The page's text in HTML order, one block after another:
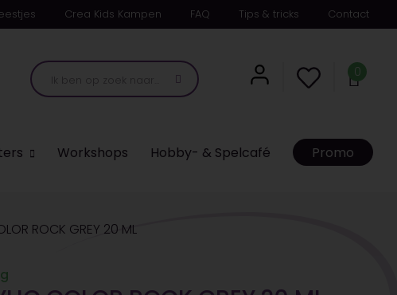
Crea Kids Kampen FAQ Tips & tricks Contact
0
Workshops Hobby- & Spelcafé Promo
ROCK GREY 20 ML